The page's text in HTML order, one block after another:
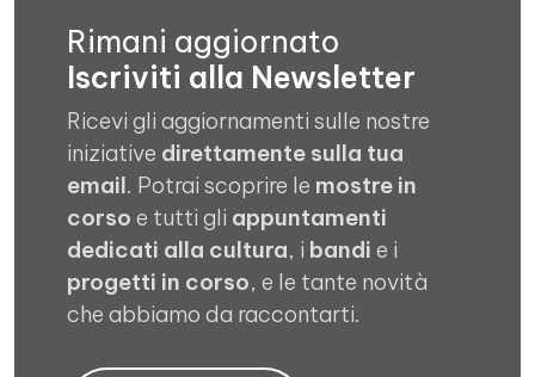
Rimani aggiornato
Iscriviti alla Newsletter
Ricevi gli aggiornamenti sulle nostre
iniziative direttamente sulla tua
email. Potrai scoprire le mostre in
corso e tutti gli appuntamenti
dedicati alla cultura, i bandi e i
progetti in corso, e le tante novità
che abbiamo da raccontarti.